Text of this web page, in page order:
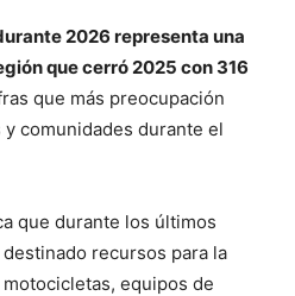
2026 representa una
que cerró 2025 con 316
que más preocupación
comunidades durante el
que durante los últimos
recursos para la
equipos de